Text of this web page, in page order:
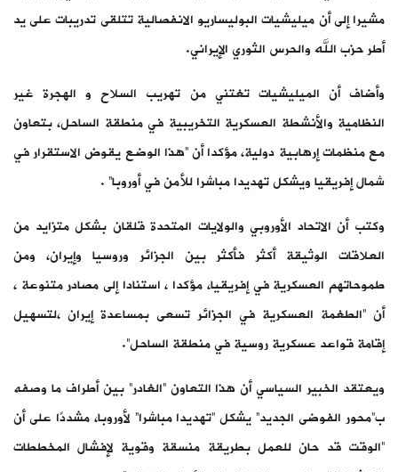
مشيرا إلى أن ميليشيات البوليساريو الانفصالية تتلقى تدريبات على يد
أطر حزب الله والحرس الثوري الإيراني.
وأضاف أن الميليشيات تغتني من تهريب السلاح و الهجرة غير
النظامية والأنشطة العسكرية التخريبية في منطقة الساحل، بتعاون
مع منظمات إرهابية دولية، مؤكدا أن “هذا الوضع يقوض الاستقرار في
شمال إفريقيا ويشكل تهديدا مباشرا للأمن في أوروبا” .
وكتب أن الاتحاد الأوروبي والولايات المتحدة قلقان بشكل متزايد من
العلاقات الوثيقة أكثر فأكثر بين الجزائر وروسيا وإيران، ومن
طموحاتهم العسكرية في إفريقيا، مؤكدا ، استنادا إلى مصادر متنوعة ،
أن “الطغمة العسكرية في الجزائر تسعى بمساعدة إيران ،لتسهيل
إقامة قواعد عسكرية روسية في منطقة الساحل”.
ويعتقد الخبير السياسي أن هذا التعاون “الغادر” بين أطراف ما وصفه
ب”محور الفوضى الجديد” يشكل “تهديدا مباشرا” لأوروبا، مشددًا على أن
“الوقت قد حان للعمل بطريقة منسقة وقوية لإفشال المخططات